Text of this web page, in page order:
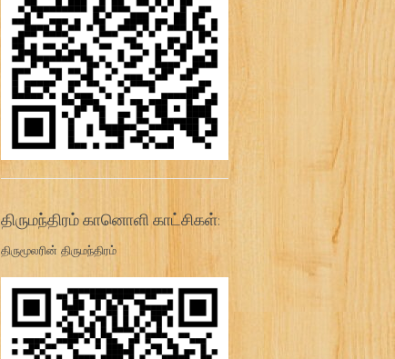
திருமந்திரம் கானொளி காட்சிகள்:
திருமூலரின் திருமந்திரம்